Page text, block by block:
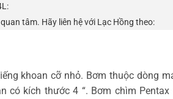
tâm. Hãy liên hệ với Lạc Hồng theo:
khoan cỡ nhỏ. Bơm thuộc dòng
có kích thước 4 “. Bơm chìm Pentax